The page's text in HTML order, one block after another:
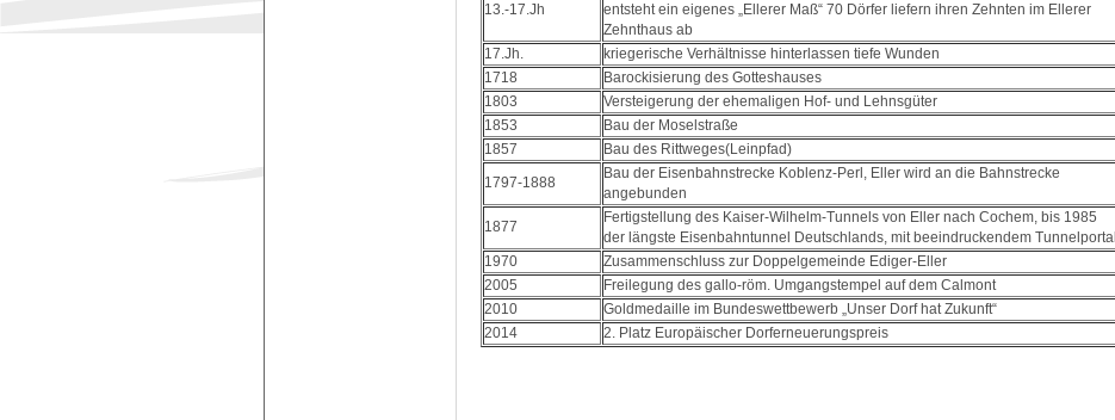
13.-17.Jh
entsteht ein eigenes „Ellerer Maß“ 70 Dörfer liefern ihren Zehnten im Ellerer
Zehnthaus ab
17.Jh.
kriegerische Verhältnisse hinterlassen tiefe Wunden
1718
Barockisierung des Gotteshauses
1803
Versteigerung der ehemaligen Hof- und Lehnsgüter
1853
Bau der Moselstraße
1857
Bau des Rittweges(Leinpfad)
1797-1888
Bau der Eisenbahnstrecke Koblenz-Perl, Eller wird an die Bahnstrecke
angebunden
1877
Fertigstellung des Kaiser-Wilhelm-Tunnels von Eller nach Cochem, bis 1985
der längste Eisenbahntunnel Deutschlands, mit beeindruckendem Tunnelportal
1970
Zusammenschluss zur Doppelgemeinde Ediger-Eller
2005
Freilegung des gallo-röm. Umgangstempel auf dem Calmont
2010
Goldmedaille im Bundeswettbewerb „Unser Dorf hat Zukunft“
2014
2. Platz Europäischer Dorferneuerungspreis